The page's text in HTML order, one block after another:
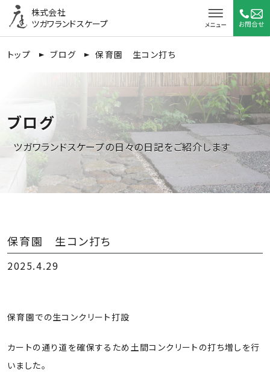
株式会社
ツガワランドスケープ
トップ
トップ ブログ 保育園 生コン打ち
ブログ
ツガワランドスケープの日々の日記をご紹介します
保育園 生コン打ち
2025.4.29
保育園での生コンクリート打設
カートの通り道を確保するため土間コンクリートの打ち増しを行
いました。